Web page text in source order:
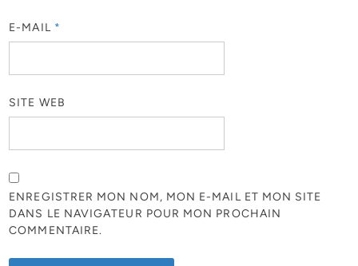
E-MAIL *
SITE WEB
ENREGISTRER MON NOM, MON E-MAIL ET MON SITE
DANS LE NAVIGATEUR POUR MON PROCHAIN
COMMENTAIRE.